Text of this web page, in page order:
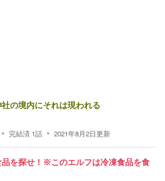
の境内にそれは現われる
完結済 1話 2021年8月2日更新
品を探せ！※このエルフは冷凍食品を食